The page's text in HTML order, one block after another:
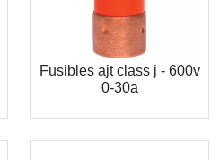
Fusibles ajt class j - 600v
0-30a